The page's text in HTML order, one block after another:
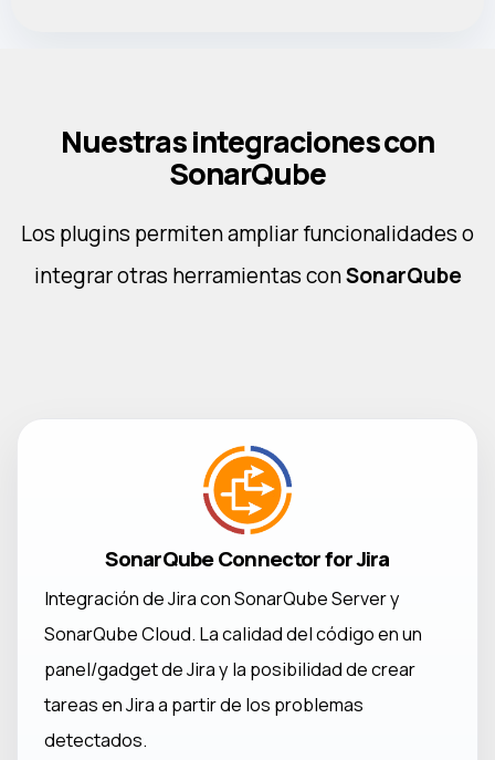
Nuestras integraciones con
SonarQube
Los plugins permiten ampliar funcionalidades o
integrar otras herramientas conSonarQube
SonarQube Connector for Jira
Integración de Jira con SonarQube Server y
SonarQube Cloud. La calidad del código en un
panel/gadget de Jira y la posibilidad de crear
tareas en Jira a partir de los problemas
detectados.